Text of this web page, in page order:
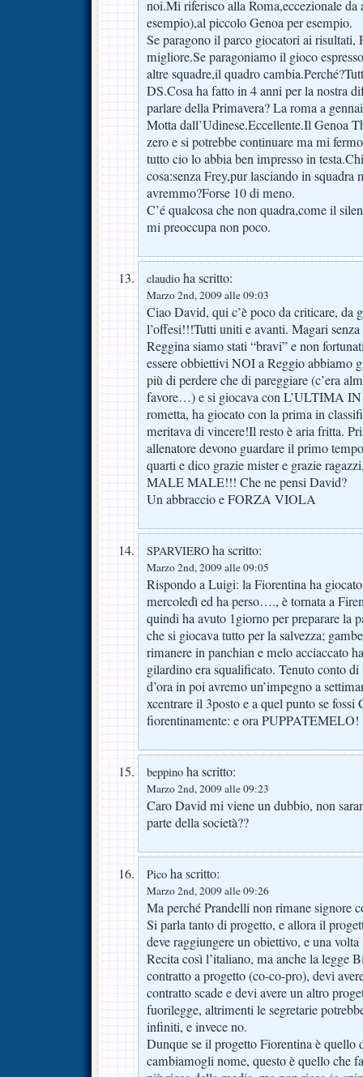
noi.Mi riferisco alla Roma,eccezionale da
esempio),al piccolo Genoa per esempio.
Se paragono il parco giocatori ai risultati,
migliore.Se paragoniamo il gioco
altre squadre,il quadro
DS.Cosa ha fatto in 4 anni per la nostra
parlare della Primavera? La roma a
Motta dall’Udinese.Eccellente.Il Genoa
zero e si potrebbe continuare ma mi
tutto cio lo abbia ben impresso in
cosa:senza Frey,pur lasciando in
avremmo?Forse 10 di meno.
C’é qualcosa che non quadra,come il
mi preoccupa non poco.
claudio ha scritto:
Marzo 2nd, 2009 alle 09:03
Ciao David, qui c’è poco da criticare, da
l’offesi!!!Tutti uniti e avanti. Magari
Reggina siamo stati “bravi” e non
essere obbiettivi NOI a Reggio abbiamo
più di perdere che di pareggiare (c’era
favore…) e si giocava con L’ULTIMA
rometta, ha giocato con la prima in
meritava di vincere!Il resto è aria fritta.
allenatore devono guardare il primo
quarti e dico grazie mister e grazie
MALE MALE!!! Che ne pensi David?
Un abbraccio e FORZA VIOLA
SPARVIERO ha scritto:
Marzo 2nd, 2009 alle 09:05
Rispondo a Luigi: la Fiorentina ha
mercoledì ed ha perso…., è tornata a
quindi ha avuto 1giorno per preparare la
che si giocava tutto per la salvezza;
rimanere in panchian e melo acciaccato
gilardino era squalificato. Tenuto conto
d’ora in poi avremo un’impegno a
xcentrare il 3posto e a quel punto se
fiorentinamente: e ora PUPPATEMELO!
beppino ha scritto:
Marzo 2nd, 2009 alle 09:23
Caro David mi viene un dubbio, non
parte della società??
Pico ha scritto:
Marzo 2nd, 2009 alle 09:26
Ma perché Prandelli non rimane signore
Si parla tanto di progetto, e allora il
deve raggiungere un obiettivo, e una
Recita così l’italiano, ma anche la legge
contratto a progetto (co-co-pro), devi
contratto scade e devi avere un altro
fuorilegge, altrimenti le segretarie
infiniti, e invece no.
Dunque se il progetto Fiorentina è quello
cambiamogli nome, questo è quello che